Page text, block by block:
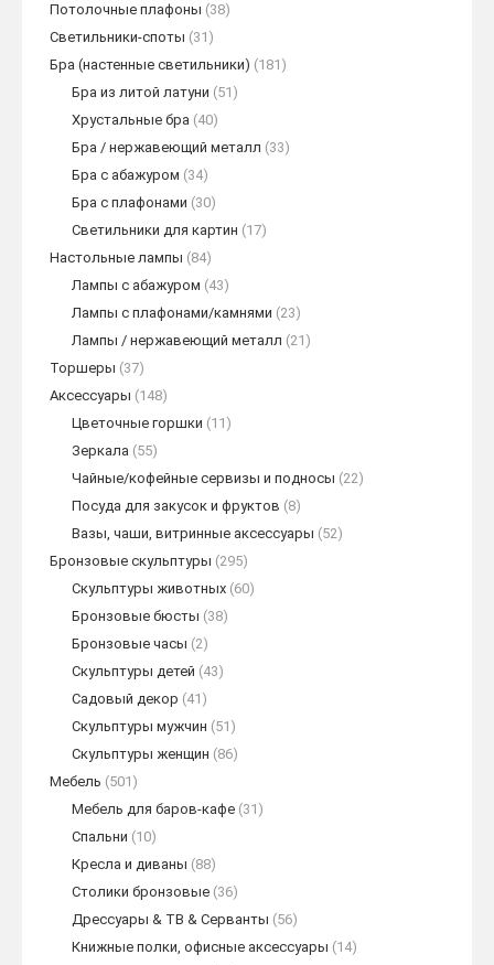
Потолочные плафоны (38)
Светильники-споты (31)
Бра (настенные светильники) (181)
Бра из литой латуни (51)
Хрустальные бра (40)
Бра / нержавеющий металл (33)
Бра с абажуром (34)
Бра с плафонами (30)
Светильники для картин (17)
Настольные лампы (84)
Лампы с абажуром (43)
Лампы с плафонами/камнями (23)
Лампы / нержавеющий металл (21)
Торшеры (37)
Аксессуары (148)
Цветочные горшки (11)
Зеркала (55)
Чайные/кофейные сервизы и подносы (22)
Посуда для закусок и фруктов (8)
Вазы, чаши, витринные аксессуары (52)
Бронзовые скульптуры (295)
Скульптуры животных (60)
Бронзовые бюсты (38)
Бронзовые часы (2)
Скульптуры детей (43)
Садовый декор (41)
Скульптуры мужчин (51)
Скульптуры женщин (86)
Мебель (501)
Мебель для баров-кафе (31)
Спальни (10)
Кресла и диваны (88)
Столики бронзовые (36)
Дрессуары & ТВ & Серванты (56)
Книжные полки, офисные аксессуары (14)